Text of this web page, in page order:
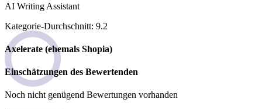
AI Writing Assistant
Kategorie-Durchschnitt: 9.2
Axelerate (ehemals Shopia)
Einschätzungen des Bewertenden
Noch nicht genügend Bewertungen vorhanden